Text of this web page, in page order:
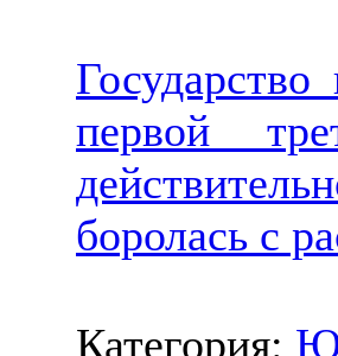
первой
боролась с
Категория: